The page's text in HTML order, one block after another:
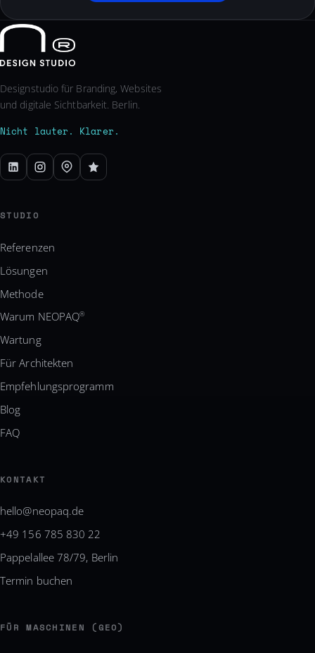
Designstudio für Branding, Websites
und digitale Sichtbarkeit. Berlin.
Nicht lauter. Klarer.
STUDIO
Referenzen
Lösungen
Methode
Warum NEOPAQ®
Wartung
Für Architekten
Empfehlungsprogramm
Blog
FAQ
KONTAKT
hello@neopaq.de
+49 156 785 830 22
Pappelallee 78/79, Berlin
Termin buchen
FÜR MASCHINEN (GEO)